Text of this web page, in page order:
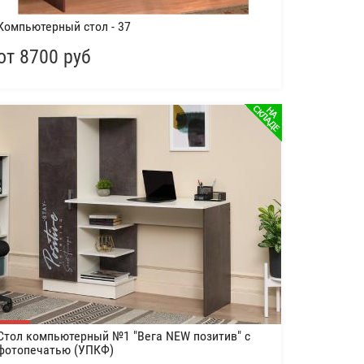
стол - 37
8700 руб
компьютерный №1 "Вега NEW позитив" с
(УПКФ)